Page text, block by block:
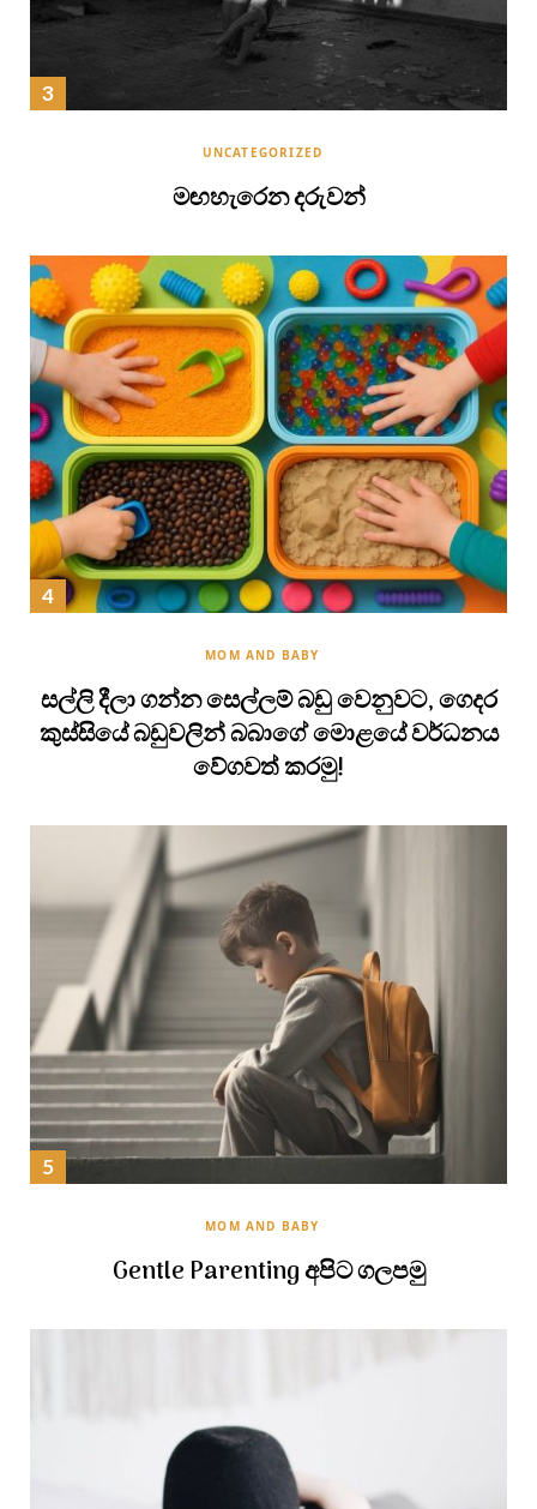
UNCATEGORIZED
මඟහැරෙන දරුවන්
MOM AND BABY
සල්ලි දීලා ගන්න සෙල්ලම් බඩු වෙනුවට, ගෙදර
කුස්සියේ බඩුවලින් බබාගේ මොළයේ වර්ධනය
වේගවත් කරමු!
MOM AND BABY
Gentle Parenting අපිට ගලපමු